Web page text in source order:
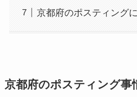
京都府のポスティング
京都府のポスティング事